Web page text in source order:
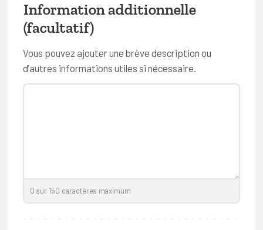
Kin-ball
Rugby
Ultimate frisbee
Escrime
Information additionnelle
(facultatif)
Vous pouvez ajouter une brève description ou
d’autres informations utiles si nécessaire.
0 sur150 caractères maximum